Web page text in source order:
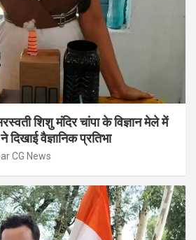
शिशु मंदिर चांपा के विज्ञान मेले में
वैज्ञानिक प्रतिभा
CG News